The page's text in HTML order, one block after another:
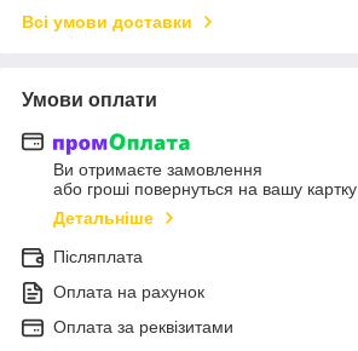
Всі умови доставки
Умови оплати
Ви отримаєте замовлення
або гроші повернуться на вашу картку
Детальніше
Післяплата
Оплата на рахунок
Оплата за реквізитами